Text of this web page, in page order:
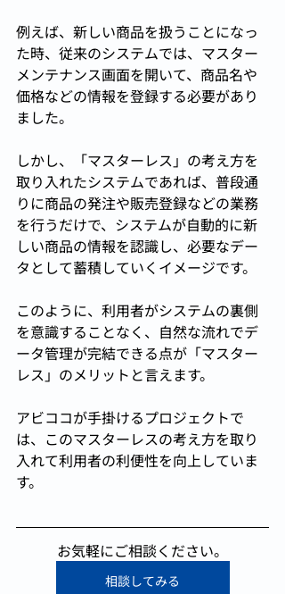
例えば、新しい商品を扱うことになっ
た時、従来のシステムでは、マスター
メンテナンス画面を開いて、商品名や
価格などの情報を登録する必要があり
ました。
しかし、「マスターレス」の考え方を
取り入れたシステムであれば、普段通
りに商品の発注や販売登録などの業務
を行うだけで、システムが自動的に新
しい商品の情報を認識し、必要なデー
タとして蓄積していくイメージです。
このように、利用者がシステムの裏側
を意識することなく、自然な流れでデ
ータ管理が完結できる点が「マスター
レス」のメリットと言えます。
アビココが手掛けるプロジェクトで
は、このマスターレスの考え方を取り
入れて利用者の利便性を向上していま
す。
お気軽にご相談ください。
相談してみる